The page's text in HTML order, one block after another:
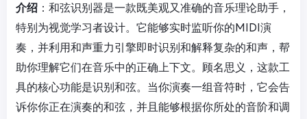
介绍 ：和弦识别器是一款既美观又准确的音乐理论助手，
特别为视觉学习者设计。它能够实时监听你的MIDI演
奏，并利用和声重力引擎即时识别和解释复杂的和声，帮
助你理解它们在音乐中的正确上下文。顾名思义，这款工
具的核心功能是识别和弦。当你演奏一组音符时，它会告
诉你你正在演奏的和弦，并且能够根据你所处的音阶和调